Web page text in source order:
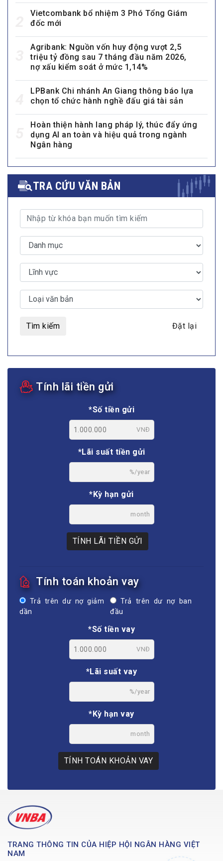
Vietcombank bổ nhiệm 3 Phó Tổng Giám
đốc mới
Agribank: Nguồn vốn huy động vượt 2,5
triệu tỷ đồng sau 7 tháng đầu năm 2026,
nợ xấu kiểm soát ở mức 1,14%
LPBank Chi nhánh An Giang thông báo lựa
chọn tổ chức hành nghề đấu giá tài sản
Hoàn thiện hành lang pháp lý, thúc đẩy ứng
dụng AI an toàn và hiệu quả trong ngành
Ngân hàng
TRA CỨU VĂN BẢN
Tìm kiếm Đặt lại
Tính lãi tiền gửi
*Số tiền gửi
VNĐ
*Lãi suất tiền gửi
%/year
*Kỳ hạn gửi
month
TÍNH LÃI TIỀN GỬI
Tính toán khoản vay
Trả trên dư nợ giảm
dần
Trả trên dư nợ ban
đầu
*Số tiền vay
VNĐ
*Lãi suất vay
%/year
*Kỳ hạn vay
month
TÍNH TOÁN KHOẢN VAY
TRANG THÔNG TIN CỦA HIỆP HỘI NGÂN HÀNG VIỆT
NAM